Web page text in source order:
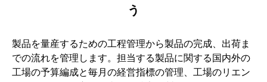
う
製品を量産するための工程管理から製品の完成、出荷ま
での流れを管理します。担当する製品に関する国内外の
工場の予算編成と毎月の経営指標の管理、工場のリエン